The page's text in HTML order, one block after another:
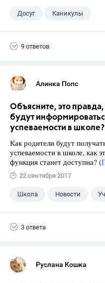
Досуг Каникулы
9 ответов
Алинка Попс
Объясните, это
будут
успеваемости в школе?
Как родители будут
успеваемости в школе, как
функция станет доступна? (
22 сентября 2017
Школа Новости
3 ответа
Руслана Кошка